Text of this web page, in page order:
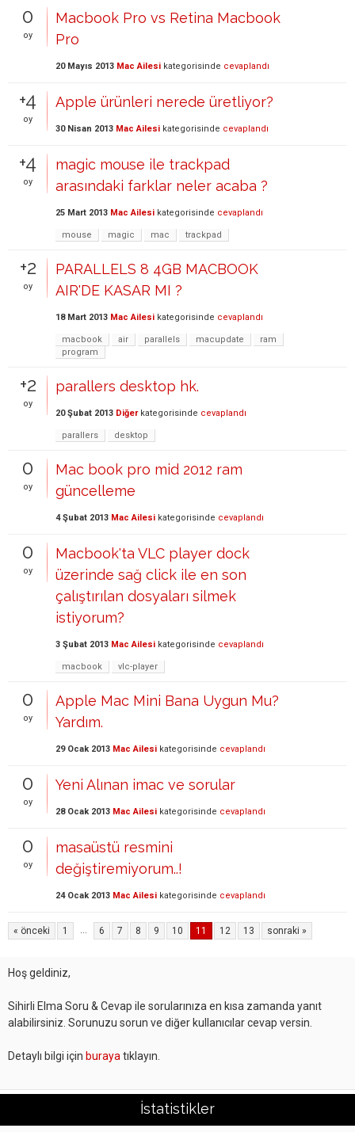
0
oy
Macbook Pro vs Retina Macbook
Pro
20 Mayıs 2013 Mac Ailesi kategorisinde cevaplandı
+4
oy
Apple ürünleri nerede üretliyor?
30 Nisan 2013 Mac Ailesi kategorisinde cevaplandı
+4
oy
magic mouse ile trackpad
arasındaki farklar neler acaba ?
25 Mart 2013 Mac Ailesi kategorisinde cevaplandı
mouse magic mac trackpad
+2
oy
PARALLELS 8 4GB MACBOOK
AIR'DE KASAR MI ?
18 Mart 2013 Mac Ailesi kategorisinde cevaplandı
macbook air parallels macupdate
ram
program
+2
oy
parallers desktop hk.
20 Şubat 2013 Diğerkategorisinde cevaplandı
parallers desktop
0
oy
Mac book pro mid 2012 ram
güncelleme
4 Şubat 2013 Mac Ailesi kategorisinde cevaplandı
0
oy
Macbook'ta VLC player dock
üzerinde sağ click ile en son
çalıştırılan dosyaları silmek
istiyorum?
3 Şubat 2013 Mac Ailesi kategorisinde cevaplandı
macbook vlc-player
0
oy
Apple Mac Mini Bana Uygun Mu?
Yardım.
29 Ocak 2013 Mac Ailesi kategorisinde cevaplandı
0
oy
Yeni Alınan imac ve sorular
28 Ocak 2013 Mac Ailesi kategorisinde cevaplandı
0
oy
masaüstü resmini
değiştiremiyorum..!
24 Ocak 2013 Mac Ailesi kategorisinde cevaplandı
« önceki 1 ... 6 7 8 9 10 11 12 13 sonraki »
Hoş geldiniz,
Sihirli Elma Soru & Cevap ile sorularınıza en kısa zamanda yanıt
alabilirsiniz. Sorunuzu sorun ve diğer kullanıcılar cevap versin.
Detaylı bilgi için buraya tıklayın.
İstatistikler